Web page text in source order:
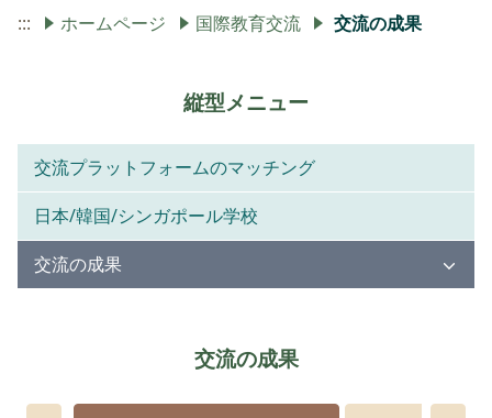
::: ホームページ 国際教育交流 交流の成果
縦型メニュー
交流プラットフォームのマッチング
日本/韓国/シンガポール学校
交流の成果
交流の成果